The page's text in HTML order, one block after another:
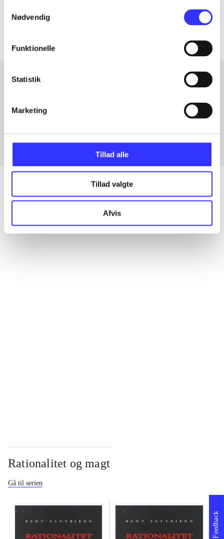
Nødvendig
Funktionelle
Statistik
Marketing
Tillad alle
Tillad valgte
Afvis
Artiklerne i
Fra
Alle registrerede artikler fordelt på udgivelser
Rationalitet og magt
Gå til serien
Feedback